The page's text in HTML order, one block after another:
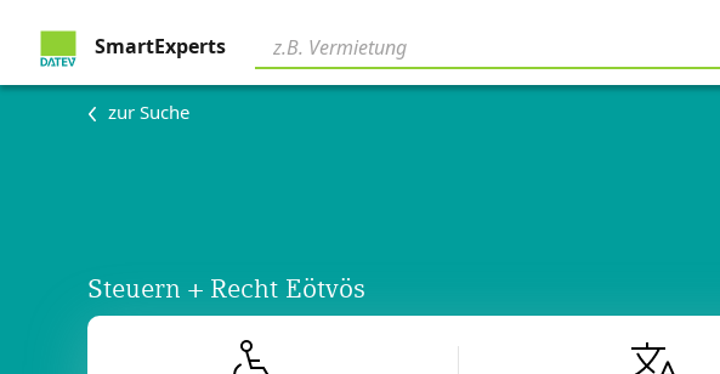
SmartExperts
zur Suche
Steuern + Recht Eötvös